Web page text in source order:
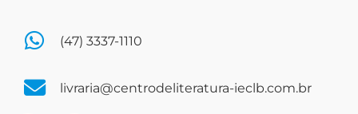
(47) 3337-1110
livraria@centrodeliteratura-ieclb.com.br